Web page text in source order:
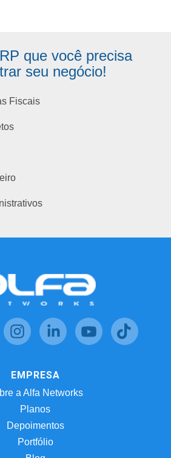
que você precisa
seu negócio!
Fiscais
EMPRESA
a Alfa Networks
Planos
Depoimentos
Portfólio